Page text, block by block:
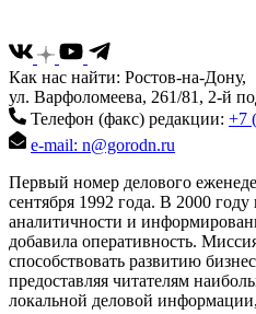
Как нас найти: Ростов-на-Дону,
ул. Варфоломеева, 261/81, 2-й
Телефон (факс) редакции: +7
e-mail: n@gorodn.ru
Первый номер делового
сентября 1992 года. В 2000
аналитичности и
добавила оперативность.
способствовать развитию
предоставляя читателям
локальной деловой